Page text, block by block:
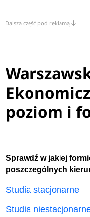
Dalsza część pod reklamą
poziom i
Sprawdź w jakiej
poszczególnych
Studia stacjonarne
Studia